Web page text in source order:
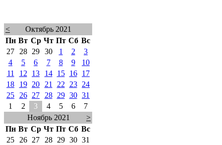
<
Октябрь 2021
Пн Вт Ср Чт Пт Сб Вс
27
28 29 30 1 2
3
4
5 6 7 8 9
10
11
12 13 14 15 16
17
18
19 20 21 22 23
24
25
26 27 28 29 30 31
1
2 3 4 5 6
7
Ноябрь 2021
>
Пн Вт Ср Чт Пт Сб Вс
25
26 27 28 29 30 31